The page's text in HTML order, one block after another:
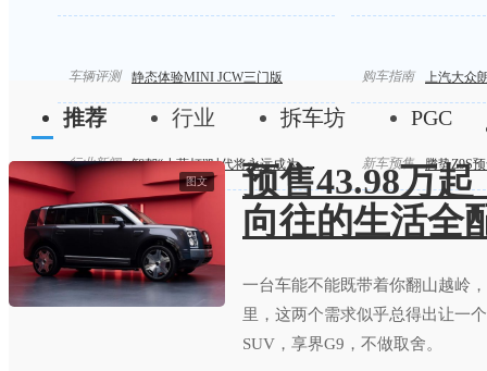
车辆评测 静态体验MINI JCW三门版 购车指南 上汽大众
行业新闻 智驾“小蓝灯”时代将永远成为历史 新车预售 腾势Z9S
推荐 行业 拆车坊 PGC
图文
预售43.98万
向往的生活全
一台车能不能既带着你翻山越岭
里，这两个需求似乎总得出让一
SUV，享界G9，不做取舍。